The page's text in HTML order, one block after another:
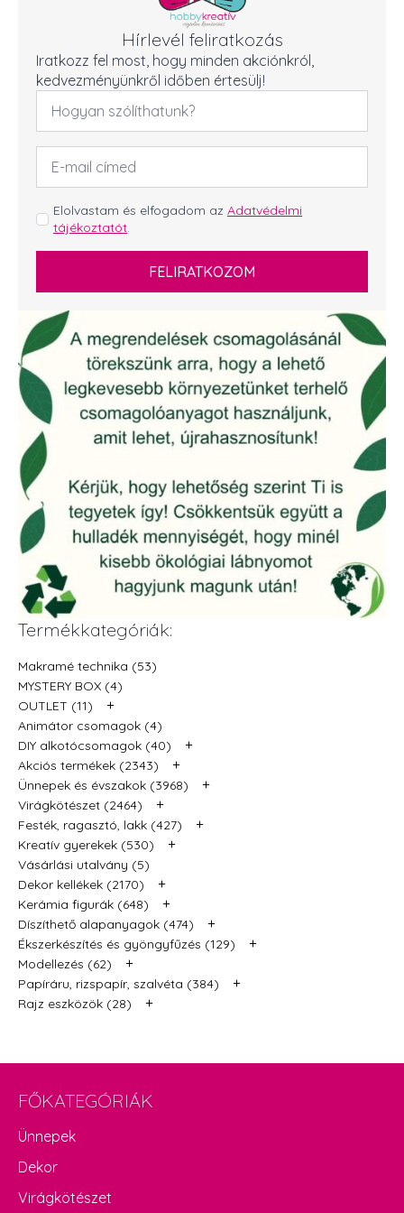
Hírlevél feliratkozás
Iratkozz fel most, hogy minden akciónkról,
kedvezményünkről időben értesülj!
Név
Email
cím
GDPR
*
Elolvastam és elfogadom az Adatvédelmi
tájékoztatót.
FELIRATKOZOM
Termékkategóriák:
Makramé technika (53)
MYSTERY BOX (4)
OUTLET (11)
+
Animátor csomagok (4)
DIY alkotócsomagok (40)
+
Akciós termékek (2343) +
Ünnepek és évszakok (3968) +
Virágkötészet (2464) +
Festék, ragasztó, lakk (427) +
Kreatív gyerekek (530) +
Vásárlási utalvány (5)
Dekor kellékek (2170)
+
Kerámia figurák (648) +
Díszíthető alapanyagok (474) +
Ékszerkészítés és gyöngyfűzés (129) +
Modellezés (62) +
Papíráru, rizspapír, szalvéta (384) +
Rajz eszközök (28) +
FŐKATEGÓRIÁK
Ünnepek
Dekor
Virágkötészet